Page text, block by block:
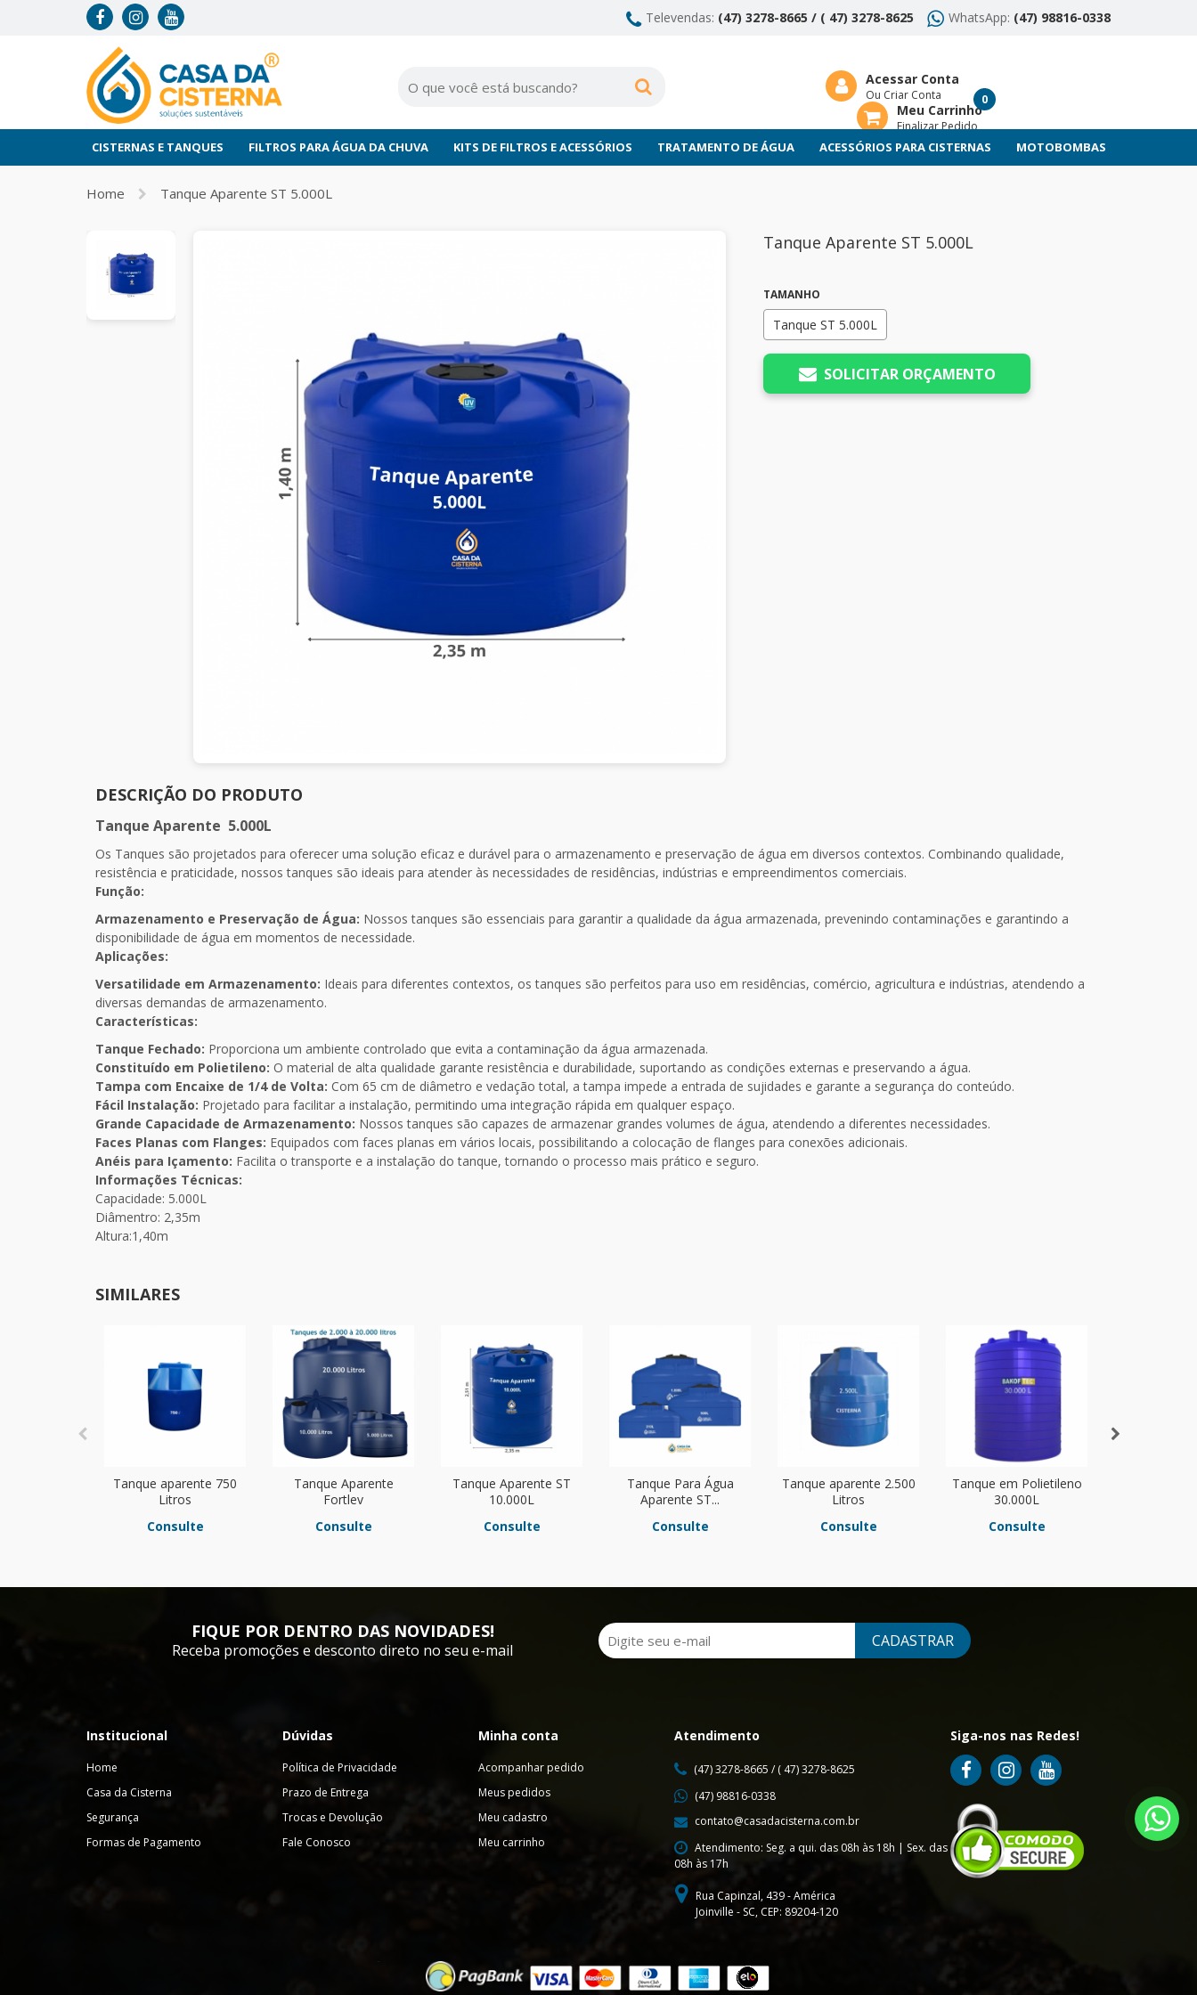
Televendas: (47) 3278-8665 / ( 47) 3278-8625 WhatsApp: (47) 98816-0338
Acessar Conta
Ou Criar Conta 0
Meu Carrinho
Finalizar Pedido
CISTERNAS E TANQUES FILTROS PARA ÁGUA DA CHUVA KITS DE FILTROS E ACESSÓRIOS TRATAMENTO DE ÁGUA ACESSÓRIOS PARA CISTERNAS MOTOBOMBAS
Home Tanque Aparente ST 5.000L
Tanque Aparente ST 5.000L
TAMANHO
Tanque ST 5.000L
SOLICITAR ORÇAMENTO
DESCRIÇÃO DO PRODUTO
Tanque Aparente 5.000L
Os Tanques são projetados para oferecer uma solução eficaz e durável para o armazenamento e preservação de água em diversos contextos. Combinando qualidade,
resistência e praticidade, nossos tanques são ideais para atender às necessidades de residências, indústrias e empreendimentos comerciais.
Função:
Armazenamento e Preservação de Água: Nossos tanques são essenciais para garantir a qualidade da água armazenada, prevenindo contaminações e garantindo a
disponibilidade de água em momentos de necessidade.
Aplicações:
Versatilidade em Armazenamento: Ideais para diferentes contextos, os tanques são perfeitos para uso em residências, comércio, agricultura e indústrias, atendendo a
diversas demandas de armazenamento.
Características:
Tanque Fechado: Proporciona um ambiente controlado que evita a contaminação da água armazenada.
Constituído em Polietileno: O material de alta qualidade garante resistência e durabilidade, suportando as condições externas e preservando a água.
Tampa com Encaixe de 1/4 de Volta: Com 65 cm de diâmetro e vedação total, a tampa impede a entrada de sujidades e garante a segurança do conteúdo.
Fácil Instalação: Projetado para facilitar a instalação, permitindo uma integração rápida em qualquer espaço.
Grande Capacidade de Armazenamento: Nossos tanques são capazes de armazenar grandes volumes de água, atendendo a diferentes necessidades.
Faces Planas com Flanges: Equipados com faces planas em vários locais, possibilitando a colocação de flanges para conexões adicionais.
Anéis para Içamento: Facilita o transporte e a instalação do tanque, tornando o processo mais prático e seguro.
Informações Técnicas:
Capacidade: 5.000L
Diâmentro: 2,35m
Altura:1,40m
SIMILARES
Tanque aparente 750
Litros
Consulte
Tanque Aparente
Fortlev
Consulte
Tanque Aparente ST
10.000L
Consulte
Tanque Para Água
Aparente ST...
Consulte
Tanque aparente 2.500
Litros
Consulte
Tanque em Polietileno
30.000L
Consulte
FIQUE POR DENTRO DAS NOVIDADES!
Receba promoções e desconto direto no seu e-mail CADASTRAR
Institucional
Home
Casa da Cisterna
Segurança
Formas de Pagamento
Dúvidas
Política de Privacidade
Prazo de Entrega
Trocas e Devolução
Fale Conosco
Minha conta
Acompanhar pedido
Meus pedidos
Meu cadastro
Meu carrinho
Atendimento
(47) 3278-8665 / ( 47) 3278-8625
(47) 98816-0338
contato@casadacisterna.com.br
Atendimento: Seg. a qui. das 08h às 18h | Sex. das
08h às 17h
Rua Capinzal, 439 - América
Joinville - SC, CEP: 89204-120
Siga-nos nas Redes!